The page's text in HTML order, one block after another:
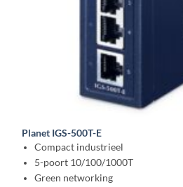
Planet IGS-500T-E
Compact industrieel
5-poort 10/100/1000T
Green networking